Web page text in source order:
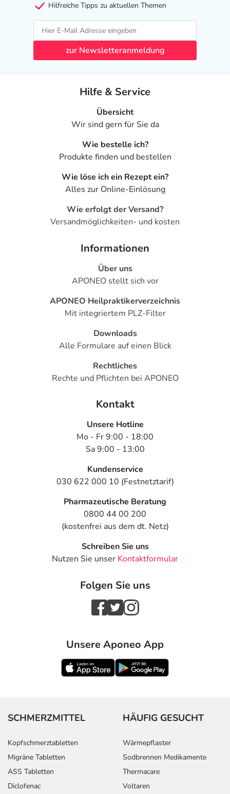
Hilfreiche Tipps zu aktuellen Themen
zur Newsletteranmeldung
Hilfe & Service
Übersicht
Wir sind gern für Sie da
Wie bestelle ich?
Produkte finden und bestellen
Wie löse ich ein Rezept ein?
Alles zur Online-Einlösung
Wie erfolgt der Versand?
Versandmöglichkeiten- und kosten
Informationen
Über uns
APONEO stellt sich vor
APONEO Heilpraktikerverzeichnis
Mit integriertem PLZ-Filter
Downloads
Alle Formulare auf einen Blick
Rechtliches
Rechte und Pflichten bei APONEO
Kontakt
Unsere Hotline
Mo - Fr 9:00 - 18:00
Sa 9:00 - 13:00
Kundenservice
030 622 000 10 (Festnetztarif)
Pharmazeutische Beratung
0800 44 00 200
(kostenfrei aus dem dt. Netz)
Schreiben Sie uns
Nutzen Sie unser Kontaktformular
Folgen Sie uns
Unsere Aponeo App
SCHMERZMITTEL
Kopfschmerztabletten
Migräne Tabletten
ASS Tabletten
Diclofenac
HÄUFIG GESUCHT
Wärmepflaster
Sodbrennen Medikamente
Thermacare
Voltaren